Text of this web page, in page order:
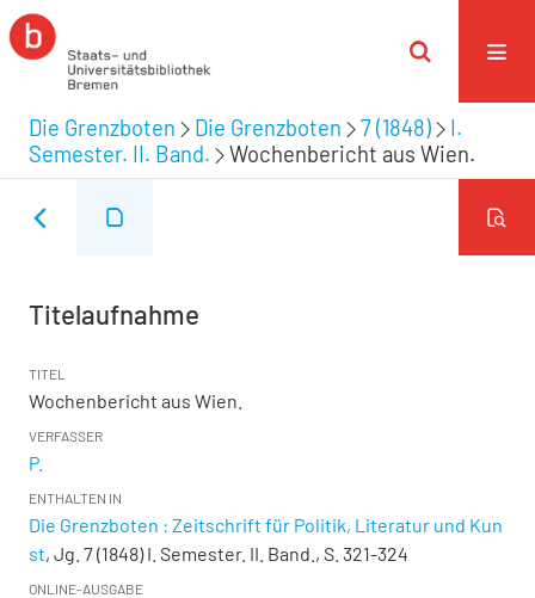
Die Grenzboten Die Grenzboten 7 (1848)
I.
Semester. II. Band.
Wochenbericht aus Wien.
Titelaufnahme
TITEL
Wochenbericht aus Wien.
VERFASSER
P.
ENTHALTEN IN
Die Grenzboten : Zeitschrift für Politik, Literatur und Kun
st, Jg. 7 (1848) I. Semester. II. Band., S. 321-324
ONLINE-AUSGABE